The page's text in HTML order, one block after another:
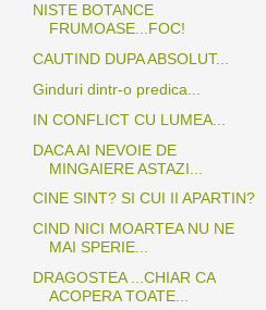
NISTE BOTANCE
FRUMOASE...FOC!
CAUTIND DUPA ABSOLUT...
Ginduri dintr-o predica...
IN CONFLICT CU LUMEA...
DACA AI NEVOIE DE
MINGAIERE ASTAZI...
CINE SINT? SI CUI II APARTIN?
CIND NICI MOARTEA NU NE
MAI SPERIE...
DRAGOSTEA ...CHIAR CA
ACOPERA TOATE...